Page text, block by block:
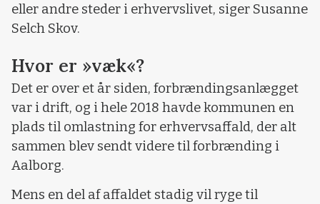
eller andre steder i erhvervslivet, siger Susanne
Selch Skov.
Hvor er »væk«?
Det er over et år siden, forbrændingsanlægget
var i drift, og i hele 2018 havde kommunen en
plads til omlastning for erhvervsaffald, der alt
sammen blev sendt videre til forbrænding i
Aalborg.
Mens en del af affaldet stadig vil ryge til